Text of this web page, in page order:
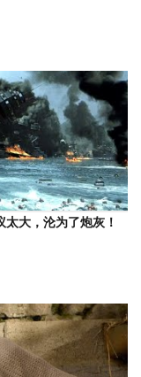
大，沦为了炮灰！